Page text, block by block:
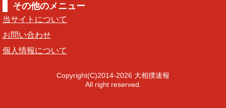
その他のメニュー
当サイトについて
お問い合わせ
個人情報について
Copyright(C)2014-2026 大相撲速報
All right reserved.